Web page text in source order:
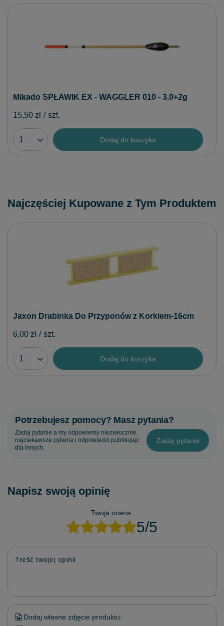
Mikado SPŁAWIK EX - WAGGLER 010 - 3.0+2g
15,50 zł / szt.
Dodaj do koszyka
Najczęściej Kupowane z Tym Produktem
Jaxon Drabinka Do Przyponów z Korkiem-16cm
6,00 zł / szt.
Dodaj do koszyka
Potrzebujesz pomocy? Masz pytania?
Zadaj pytanie a my odpowiemy niezwłocznie,
najciekawsze pytania i odpowiedzi publikując
dla innych.
Zadaj pytanie
Napisz swoją opinię
Twoja ocena:
5/5
Treść twojej opinii
Dodaj własne zdjęcie produktu: